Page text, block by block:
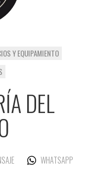
Y EQUIPAMIENTO
DEL
WHATSAPP